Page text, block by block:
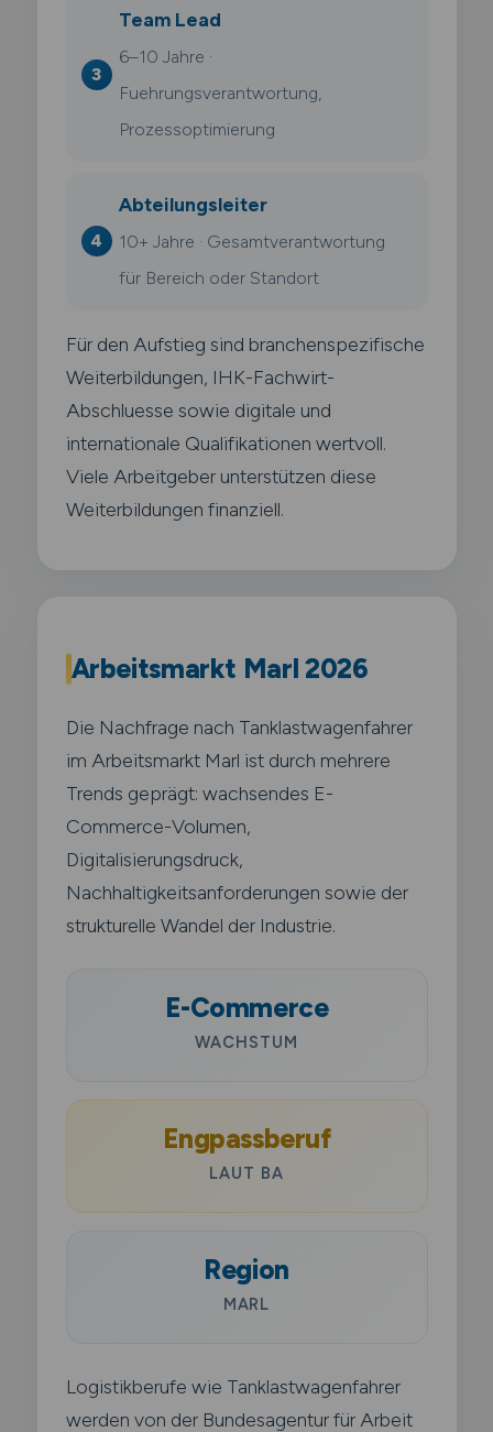
Team Lead
6–10 Jahre ·
Fuehrungsverantwortung,
Prozessoptimierung
Abteilungsleiter
10+ Jahre · Gesamtverantwortung
für Bereich oder Standort
Für den Aufstieg sind branchenspezifische
Weiterbildungen, IHK-Fachwirt-
Abschluesse sowie digitale und
internationale Qualifikationen wertvoll.
Viele Arbeitgeber unterstützen diese
Weiterbildungen finanziell.
Arbeitsmarkt Marl 2026
Die Nachfrage nach Tanklastwagenfahrer
im Arbeitsmarkt Marl ist durch mehrere
Trends geprägt: wachsendes E-
Commerce-Volumen,
Digitalisierungsdruck,
Nachhaltigkeitsanforderungen sowie der
strukturelle Wandel der Industrie.
E-Commerce
WACHSTUM
Engpassberuf
LAUT BA
Region
MARL
Logistikberufe wie Tanklastwagenfahrer
werden von der Bundesagentur für Arbeit